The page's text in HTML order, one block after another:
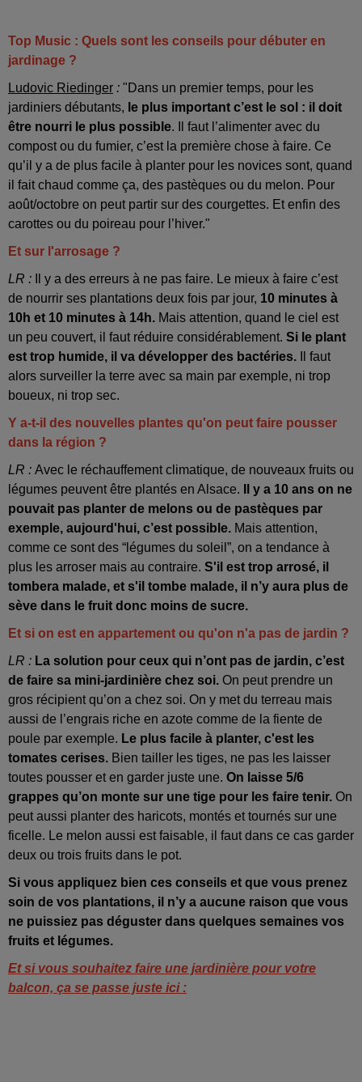
Top Music : Quels sont les conseils pour débuter en
jardinage ?
Ludovic Riedinger : "Dans un premier temps, pour les
jardiniers débutants, le plus important c’est le sol : il doit
être nourri le plus possible. Il faut l’alimenter avec du
compost ou du fumier, c’est la première chose à faire. Ce
qu’il y a de plus facile à planter pour les novices sont, quand
il fait chaud comme ça, des pastèques ou du melon. Pour
août/octobre on peut partir sur des courgettes. Et enfin des
carottes ou du poireau pour l’hiver."
Et sur l'arrosage ?
LR : Il y a des erreurs à ne pas faire. Le mieux à faire c’est
de nourrir ses plantations deux fois par jour, 10 minutes à
10h et 10 minutes à 14h. Mais attention, quand le ciel est
un peu couvert, il faut réduire considérablement. Si le plant
est trop humide, il va développer des bactéries. Il faut
alors surveiller la terre avec sa main par exemple, ni trop
boueux, ni trop sec.
Y a-t-il des nouvelles plantes qu'on peut faire pousser
dans la région ?
LR : Avec le réchauffement climatique, de nouveaux fruits ou
légumes peuvent être plantés en Alsace. Il y a 10 ans on ne
pouvait pas planter de melons ou de pastèques par
exemple, aujourd'hui, c’est possible. Mais attention,
comme ce sont des “légumes du soleil”, on a tendance à
plus les arroser mais au contraire. S'il est trop arrosé, il
tombera malade, et s'il tombe malade, il n’y aura plus de
sève dans le fruit donc moins de sucre.
Et si on est en appartement ou qu'on n'a pas de jardin ?
LR : La solution pour ceux qui n’ont pas de jardin, c’est
de faire sa mini-jardinière chez soi. On peut prendre un
gros récipient qu’on a chez soi. On y met du terreau mais
aussi de l’engrais riche en azote comme de la fiente de
poule par exemple. Le plus facile à planter, c'est les
tomates cerises. Bien tailler les tiges, ne pas les laisser
toutes pousser et en garder juste une. On laisse 5/6
grappes qu’on monte sur une tige pour les faire tenir. On
peut aussi planter des haricots, montés et tournés sur une
ficelle. Le melon aussi est faisable, il faut dans ce cas garder
deux ou trois fruits dans le pot.
Si vous appliquez bien ces conseils et que vous prenez
soin de vos plantations, il n’y a aucune raison que vous
ne puissiez pas déguster dans quelques semaines vos
fruits et légumes.
Et si vous souhaitez faire une jardinière pour votre
balcon, ça se passe juste ici :